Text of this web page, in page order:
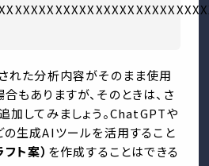
れた分析内容がそのまま使用
もありますが、そのときは、さ
加してみましょう。ChatGPTや
生成AIツールを活用すること
ト案） を作成することはできる